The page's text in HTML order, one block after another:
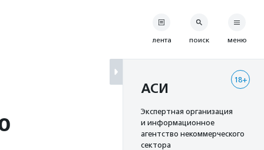
лента поиск меню
18+
АСИ
Экспертная организация
и информационное
агентство некоммерческого
сектора